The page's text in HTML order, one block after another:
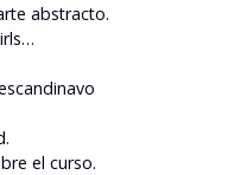
abstracto.
el curso.